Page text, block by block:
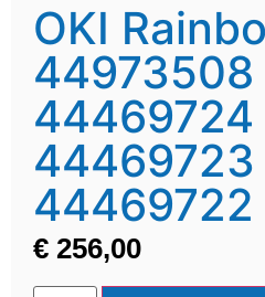
OKI
44973508
44469724
44469723
44469722
€ 256,00